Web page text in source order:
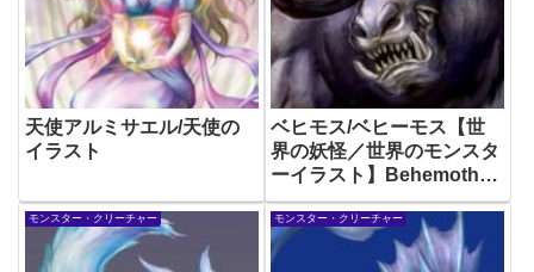
天使アルミサエル/天使の
イラスト
ベヒモス/ベヒーモス【世
界の妖怪／世界のモンスタ
ーイラスト】Behemoth
Monster Illustration
モンスター・クリーチャー モンスター・クリーチャー